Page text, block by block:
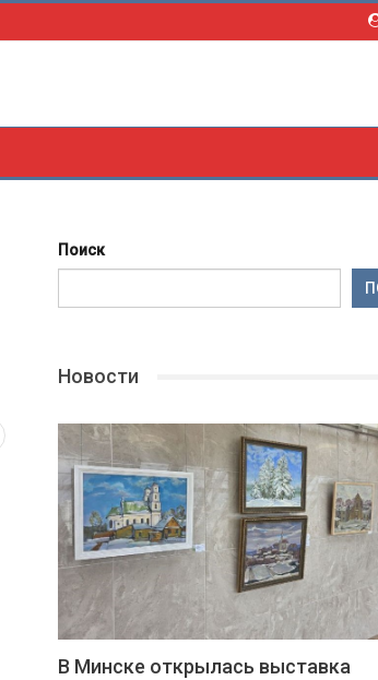
Поиск
Новости
В Минске открылась выставка